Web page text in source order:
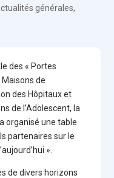
générales,
des « Portes
de
des Hôpitaux et
de l’Adolescent, la
organisé une table
partenaires sur le
».
de divers horizons